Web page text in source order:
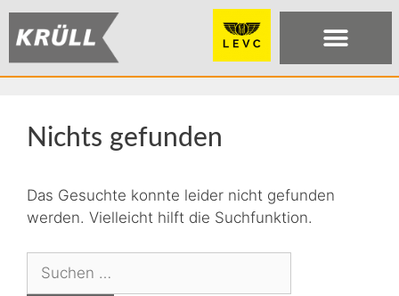
Nichts gefunden
Das Gesuchte konnte leider nicht gefunden
werden. Vielleicht hilft die Suchfunktion.